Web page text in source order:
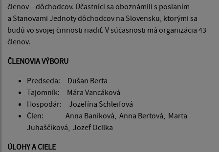
členov – dôchodcov. Účastníci sa oboznámili s poslaním
a Stanovami Jednoty dôchodcov na Slovensku, ktorými sa
budú vo svojej činnosti riadiť. V súčasnosti má organizácia 43
členov.
ČLENOVIA VÝBORU
Predseda: Dušan Berta
Tajomník: Mára Vancáková
Hospodár: Jozefína Schleifová
Člen: Anna Baníková, Anna Bertová, Marta
Juhaščíková, Jozef Ocilka
ÚLOHY A CIELE